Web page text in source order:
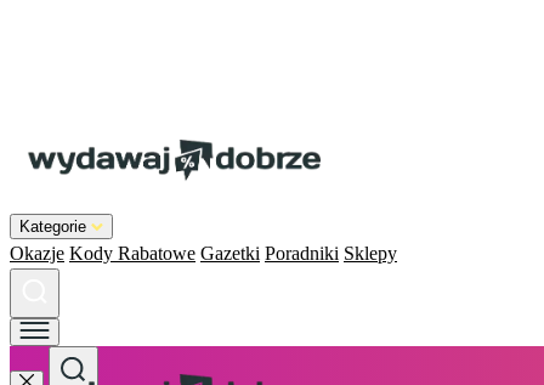
Kategorie
Okazje Kody Rabatowe Gazetki Poradniki Sklepy